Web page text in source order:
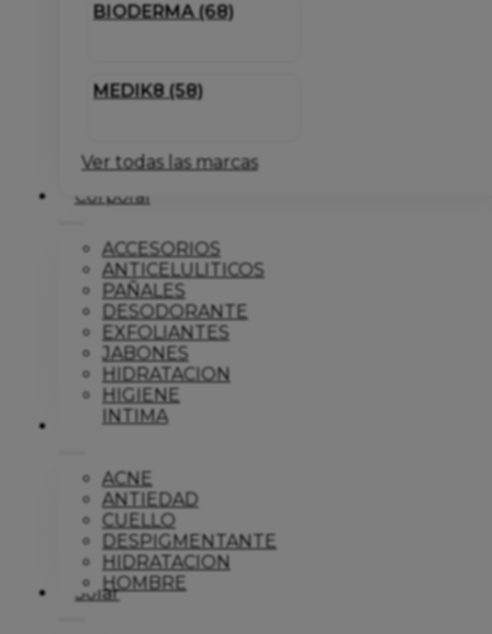
BIODERMA (68)
MEDIK8 (58)
Ver todas las marcas
Corporal
ACCESORIOS
ANTICELULITICOS
PAÑALES
DESODORANTE
EXFOLIANTES
JABONES
HIDRATACION
HIGIENE
INTIMA
Dermo
ACNE
ANTIEDAD
CUELLO
DESPIGMENTANTE
HIDRATACION
HOMBRE
Solar